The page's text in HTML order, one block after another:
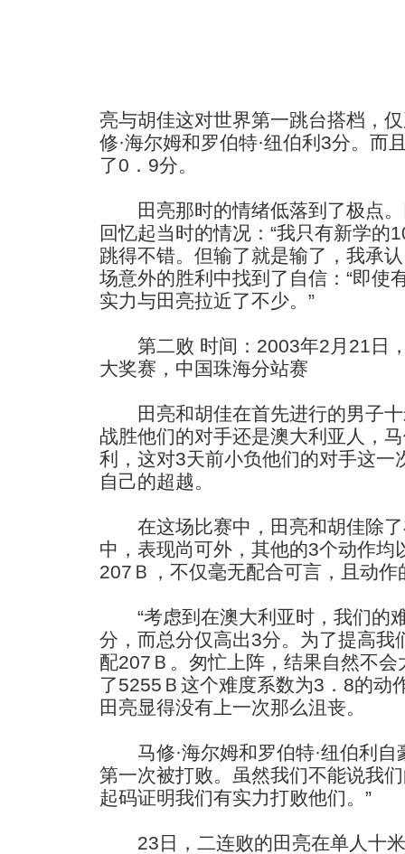
亮与胡佳这对世界第一跳台搭档，
修·海尔姆和罗伯特·纽伯利3分。而
了0．9分。
田亮那时的情绪低落到了极点。
回忆起当时的情况：“我只有新学的
跳得不错。但输了就是输了，我承
场意外的胜利中找到了自信：“即使
实力与田亮拉近了不少。”
第二败 时间：2003年2月21日，
大奖赛，中国珠海分站赛
田亮和胡佳在首先进行的男子十
战胜他们的对手还是澳大利亚人，
利，这对3天前小负他们的对手这一
自己的超越。
在这场比赛中，田亮和胡佳除了
中，表现尚可外，其他的3个动作均
207Ｂ，不仅毫无配合可言，且动
“考虑到在澳大利亚时，我们的
分，而总分仅高出3分。为了提高我
配207Ｂ。匆忙上阵，结果自然不
了5255Ｂ这个难度系数为3．8的动
田亮显得没有上一次那么沮丧。
马修·海尔姆和罗伯特·纽伯利自
第一次被打败。虽然我们不能说我
起码证明我们有实力打败他们。”
23日，二连败的田亮在单人十米